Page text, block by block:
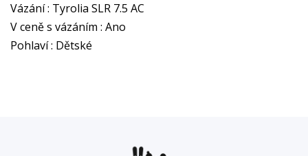
Vázání : Tyrolia SLR 7.5 AC
V ceně s vázáním : Ano
Pohlaví : Dětské